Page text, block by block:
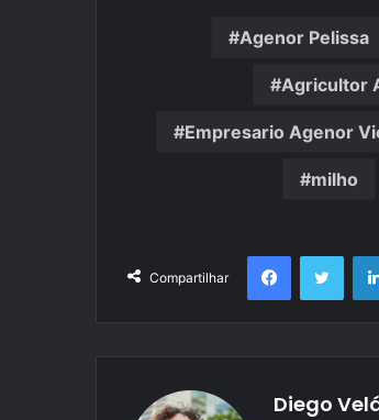
Agenor Pelissa
Agricultor
Empresario Agenor
milho
Compartilhar
Facebook
Diego